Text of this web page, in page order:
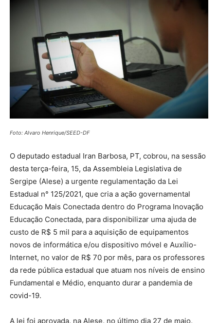
Foto: Alvaro Henrique/SEED-DF
O deputado estadual Iran Barbosa, PT, cobrou, na sessão
desta terça-feira, 15, da Assembleia Legislativa de
Sergipe (Alese) a urgente regulamentação da Lei
Estadual n° 125/2021, que cria a ação governamental
Educação Mais Conectada dentro do Programa Inovação
Educação Conectada, para disponibilizar uma ajuda de
custo de R$ 5 mil para a aquisição de equipamentos
novos de informática e/ou dispositivo móvel e Auxílio-
Internet, no valor de R$ 70 por mês, para os professores
da rede pública estadual que atuam nos níveis de ensino
Fundamental e Médio, enquanto durar a pandemia de
covid-19.
A lei foi aprovada, na Alese, no último dia 27 de maio,